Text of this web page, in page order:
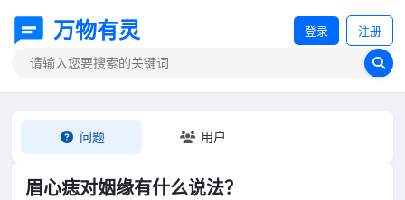
万物有灵 登录 注册
问题 用户
眉心痣对姻缘有什么说法？